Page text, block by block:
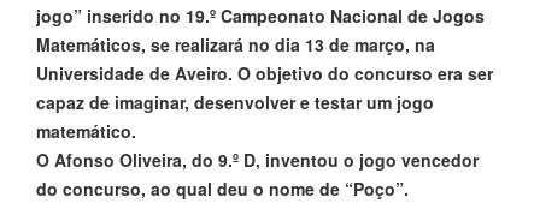
jogo” inserido no 19.º Campeonato Nacional de Jogos
Matemáticos, se realizará no dia 13 de março, na
Universidade de Aveiro. O objetivo do concurso era ser
capaz de imaginar, desenvolver e testar um jogo
matemático.
O Afonso Oliveira, do 9.º D, inventou o jogo vencedor
do concurso, ao qual deu o nome de “Poço”.